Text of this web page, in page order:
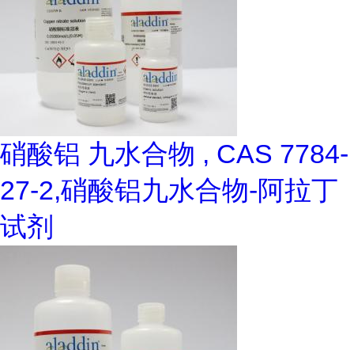
硝酸铝 九水合物 , CAS 7784-
27-2,硝酸铝九水合物-阿拉丁
试剂